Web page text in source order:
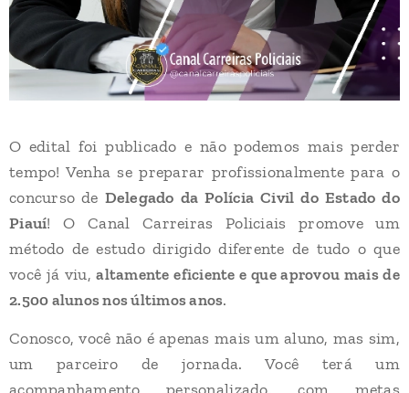
O edital foi publicado e não podemos mais perder
tempo! Venha se preparar profissionalmente para o
concurso de Delegado da Polícia Civil do Estado do
Piauí! O Canal Carreiras Policiais promove um
método de estudo dirigido diferente de tudo o que
você já viu,altamente eficiente e que aprovou mais de
2.500 alunos nos últimos anos.
Conosco, você não é apenas mais um aluno, mas sim,
um parceiro de jornada. Você terá um